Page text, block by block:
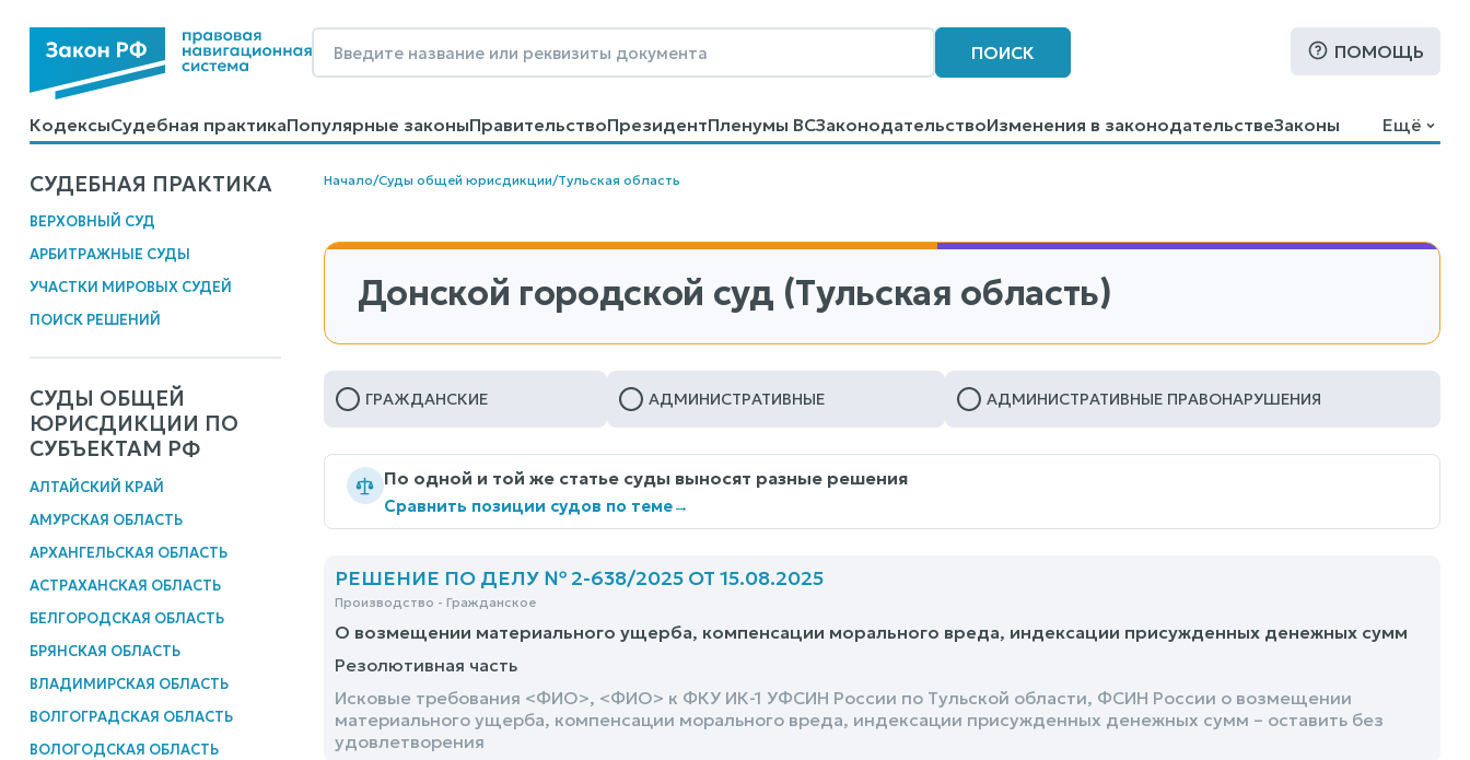
ПОИСК ПОМОЩЬ
КодексыСудебная практикаПопулярные законыПравительствоПрезидентПленумы ВСЗаконодательствоИзменения в законодательствеЗаконы
КалькуляторыСправочные материалыОбразцы договоровКонтактыПомощьПоиск
Ещё
СУДЕБНАЯ ПРАКТИКА
ВЕРХОВНЫЙ СУД
АРБИТРАЖНЫЕ СУДЫ
УЧАСТКИ МИРОВЫХ СУДЕЙ
ПОИСК РЕШЕНИЙ
СУДЫ ОБЩЕЙ
ЮРИСДИКЦИИ ПО
СУБЪЕКТАМ РФ
АЛТАЙСКИЙ КРАЙ
АМУРСКАЯ ОБЛАСТЬ
АРХАНГЕЛЬСКАЯ ОБЛАСТЬ
АСТРАХАНСКАЯ ОБЛАСТЬ
БЕЛГОРОДСКАЯ ОБЛАСТЬ
БРЯНСКАЯ ОБЛАСТЬ
ВЛАДИМИРСКАЯ ОБЛАСТЬ
ВОЛГОГРАДСКАЯ ОБЛАСТЬ
ВОЛОГОДСКАЯ ОБЛАСТЬ
Начало/Суды общей юрисдикции/Тульская область
Донской городской суд (Тульская область)
ГРАЖДАНСКИЕ АДМИНИСТРАТИВНЫЕ АДМИНИСТРАТИВНЫЕ ПРАВОНАРУШЕНИЯ
По одной и той же статье суды выносят разные решения
Сравнить позиции судов по теме→
РЕШЕНИЕ ПО ДЕЛУ № 2-638/2025 ОТ 15.08.2025
Производство - Гражданское
О возмещении материального ущерба, компенсации морального вреда, индексации присужденных денежных сумм
Резолютивная часть
Исковые требования <ФИО>, <ФИО> к ФКУ ИК-1 УФСИН России по Тульской области, ФСИН России о возмещении
материального ущерба, компенсации морального вреда, индексации присужденных денежных сумм – оставить без
удовлетворения